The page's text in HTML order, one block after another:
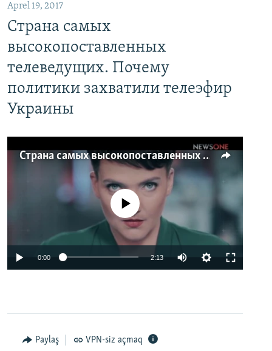
Aprel 19, 2017
Страна самых
высокопоставленных
телеведущих. Почему
политики захватили телеэфир
Украины
Страна самых высокопоставленных телеведущих. Почему политики захватили телеэфир Украины
No media source currently available
0:00 2:13
Paylaş VPN-siz açmaq